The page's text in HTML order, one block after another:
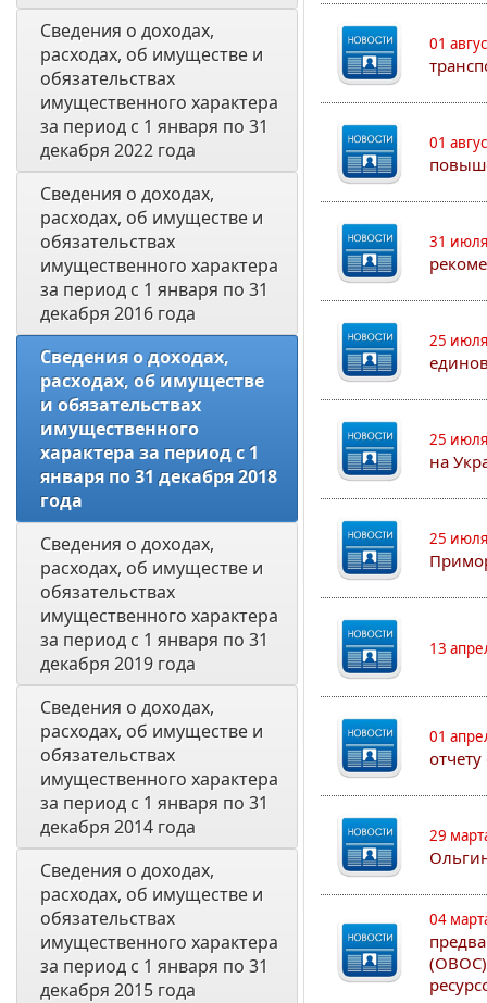
Сведения о доходах,
расходах, об имуществе и
обязательствах
имущественного характера
за период с 1 января по 31
декабря 2022 года
Сведения о доходах,
расходах, об имуществе и
обязательствах
имущественного характера
за период с 1 января по 31
декабря 2016 года
Сведения о доходах,
расходах, об имуществе
и обязательствах
имущественного
характера за период с 1
января по 31 декабря 2018
года
Сведения о доходах,
расходах, об имуществе и
обязательствах
имущественного характера
за период с 1 января по 31
декабря 2019 года
Сведения о доходах,
расходах, об имуществе и
обязательствах
имущественного характера
за период с 1 января по 31
декабря 2014 года
Сведения о доходах,
расходах, об имуществе и
обязательствах
имущественного характера
за период с 1 января по 31
декабря 2015 года
01
01
31
25
25
на
25
13
01
29
04